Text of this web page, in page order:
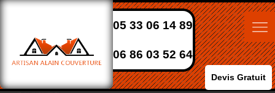
05 33 06 14 89
06 86 03 52 64
Devis Gratuit